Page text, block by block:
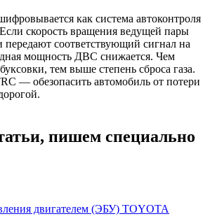
как система автоконтроля
скорость вращения ведущей пары
передают соответствующий сигнал на
мощность ДВС снижается. Чем
тем выше степень сброса газа.
— обезопасить автомобиль от потери
пишем специально
двигателем (ЭБУ) TOYOTA